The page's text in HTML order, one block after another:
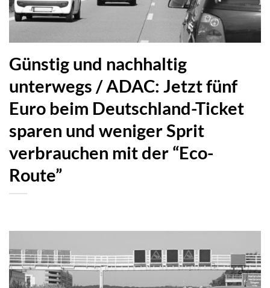
Günstig und nachhaltig
unterwegs / ADAC: Jetzt fünf
Euro beim Deutschland-Ticket
sparen und weniger Sprit
verbrauchen mit der “Eco-
Route”